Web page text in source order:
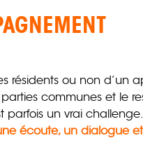
résidents ou non d’un
communes et le
parfois un vrai challenge.
écoute, un dialogue